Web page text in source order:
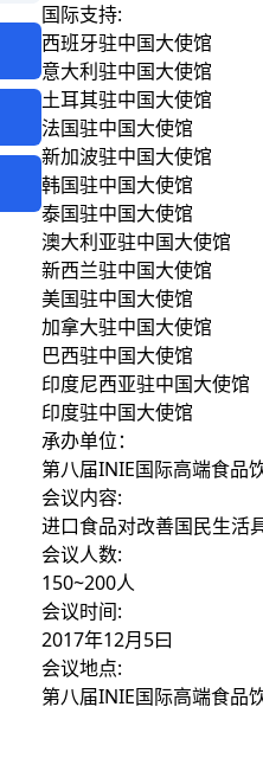
国际支持:
西班牙驻中国大使馆
意大利驻中国大使馆
土耳其驻中国大使馆
法国驻中国大使馆
新加波驻中国大使馆
韩国驻中国大使馆
泰国驻中国大使馆
澳大利亚驻中国大使馆
新西兰驻中国大使馆
美国驻中国大使馆
加拿大驻中国大使馆
巴西驻中国大使馆
印度尼西亚驻中国大使馆
印度驻中国大使馆
承办单位：
第八届INIE国际高端食品
会议内容:
进口食品对改善国民生活
会议人数:
150~200人
会议时间:
2017年12月5曰
会议地点:
第八届INIE国际高端食品